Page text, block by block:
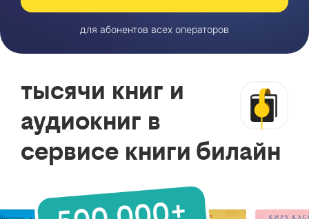
для абонентов всех операторов
тысячи книг и
аудиокниг в
сервисе книги билайн